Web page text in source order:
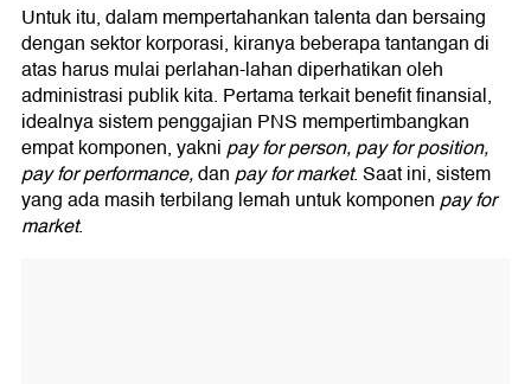
Untuk itu, dalam mempertahankan talenta dan bersaing
dengan sektor korporasi, kiranya beberapa tantangan di
atas harus mulai perlahan-lahan diperhatikan oleh
administrasi publik kita. Pertama terkait benefit finansial,
idealnya sistem penggajian PNS mempertimbangkan
empat komponen, yaknipay for person, pay for position,
pay for performance,danpay for market. Saat ini, sistem
yang ada masih terbilang lemah untuk komponenpay for
market.